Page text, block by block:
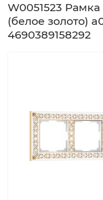
W0051523
(белое золото)
4690389158292